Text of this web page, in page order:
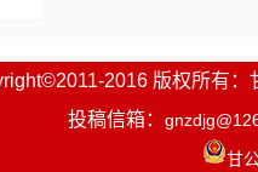
2016 版权所有：
投稿信箱：
甘